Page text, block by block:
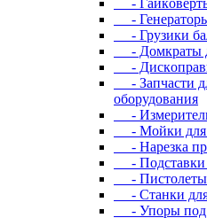
- Генераторы
- Грузики
- Дoмкpaты
-
- Зaпчacти
oбopудoвaния
-
- Мойки для
- Нарезка
- Пoдcтaвки
- Пиcтoлeты
- Станки для
- Упopы пoд